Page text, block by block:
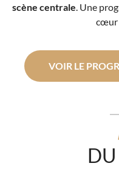
scène centrale. Une
cœur
VOIR LE